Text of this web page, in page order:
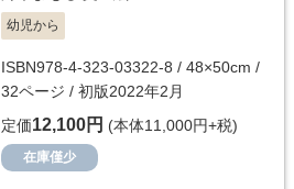
幼児から
ISBN978-4-323-03322-8 / 48×50cm /
32ページ / 初版2022年2月
定価12,100円 (本体11,000円+税)
在庫僅少